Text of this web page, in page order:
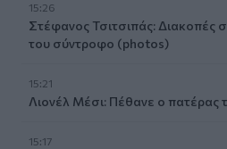
15:26
Στέφανος Τσιτσιπάς: Διακοπές
του σύντροφο (photos)
15:21
Λιονέλ Μέσι: Πέθανε ο πατέρας
15:17